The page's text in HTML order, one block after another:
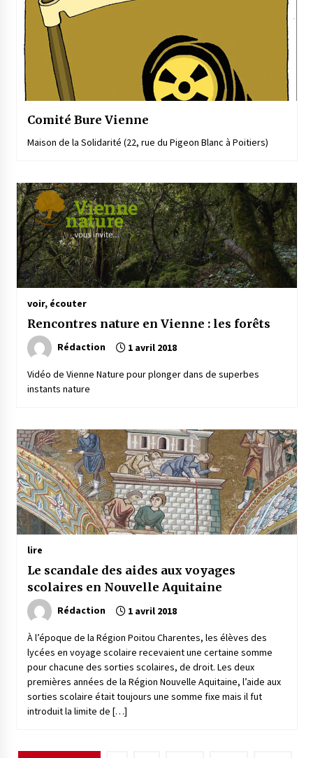
Comité Bure Vienne
Maison de la Solidarité (22, rue du Pigeon Blanc à Poitiers)
voir, écouter
Rencontres nature en Vienne : les forêts
Rédaction 1 avril 2018
Vidéo de Vienne Nature pour plonger dans de superbes
instants nature
lire
Le scandale des aides aux voyages
scolaires en Nouvelle Aquitaine
Rédaction 1 avril 2018
À l’époque de la Région Poitou Charentes, les élèves des
lycées en voyage scolaire recevaient une certaine somme
pour chacune des sorties scolaires, de droit. Les deux
premières années de la Région Nouvelle Aquitaine, l’aide aux
sorties scolaire était toujours une somme fixe mais il fut
introduit la limite de […]